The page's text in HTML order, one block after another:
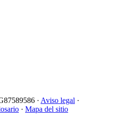
· Aviso legal ·
· Mapa del sitio